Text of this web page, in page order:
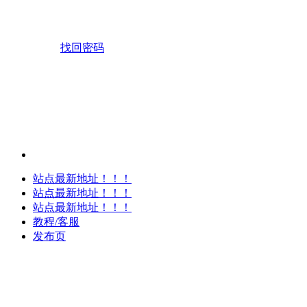
找回密码
站点最新地址！！！
站点最新地址！！！
站点最新地址！！！
教程/客服
发布页